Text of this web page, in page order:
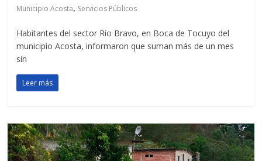
Municipio Acosta, Servicios Públicos
Habitantes del sector Río Bravo, en Boca de Tocuyo del
municipio Acosta, informaron que suman más de un mes
sin
Leer más